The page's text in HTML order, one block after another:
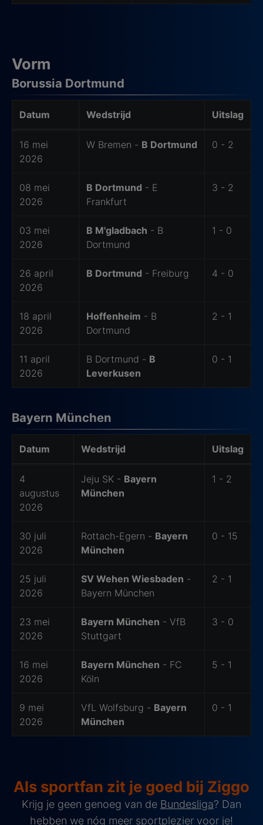
Vorm
Borussia Dortmund
Datum Wedstrijd Uitslag
16 mei
2026
W Bremen - B Dortmund 0 - 2
08 mei
2026
B Dortmund - E
Frankfurt
3 - 2
03 mei
2026
B M'gladbach - B
Dortmund
1 - 0
26 april
2026
B Dortmund - Freiburg 4 - 0
18 april
2026
Hoffenheim - B
Dortmund
2 - 1
11 april
2026
B Dortmund - B
Leverkusen
0 - 1
Bayern München
Datum Wedstrijd Uitslag
4
augustus
2026
Jeju SK - Bayern
München
1 - 2
30 juli
2026
Rottach-Egern - Bayern
München
0 - 15
25 juli
2026
SV Wehen Wiesbaden -
Bayern München
2 - 1
23 mei
2026
Bayern München - VfB
Stuttgart
3 - 0
16 mei
2026
Bayern München - FC
Köln
5 - 1
9 mei
2026
VfL Wolfsburg - Bayern
München
0 - 1
Als sportfan zit je goed bij Ziggo
Krijg je geen genoeg van de Bundesliga? Dan
hebben we nóg meer sportplezier voor je!